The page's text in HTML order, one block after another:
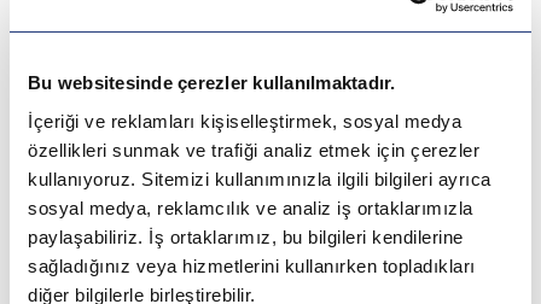
Bu websitesinde çerezler kullanılmaktadır.
İçeriği ve reklamları kişiselleştirmek, sosyal medya
özellikleri sunmak ve trafiği analiz etmek için çerezler
kullanıyoruz. Sitemizi kullanımınızla ilgili bilgileri ayrıca
sosyal medya, reklamcılık ve analiz iş ortaklarımızla
paylaşabiliriz. İş ortaklarımız, bu bilgileri kendilerine
sağladığınız veya hizmetlerini kullanırken topladıkları
diğer bilgilerle birleştirebilir.
Almanya
Hollanda
Çin
Macaristan
Gönder